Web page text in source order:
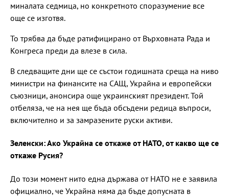
миналата седмица, но конкретното споразумение все
още се изготвя.
То трябва да бъде ратифицирано от Върховната Рада и
Конгреса преди да влезе в сила.
В следващите дни ще се състои годишната среща на ниво
министри на финансите на САЩ, Украйна и европейски
съюзници, анонсира още украинският президент. Той
отбеляза, че на нея ще бъда обсъдени редица въпроси,
включително и за замразените руски активи.
Зеленски: Ако Украйна се откаже от НАТО, от какво ще се
откаже Русия?
До този момент нито една държава от НАТО не е заявила
официално, че Украйна няма да бъде допусната в